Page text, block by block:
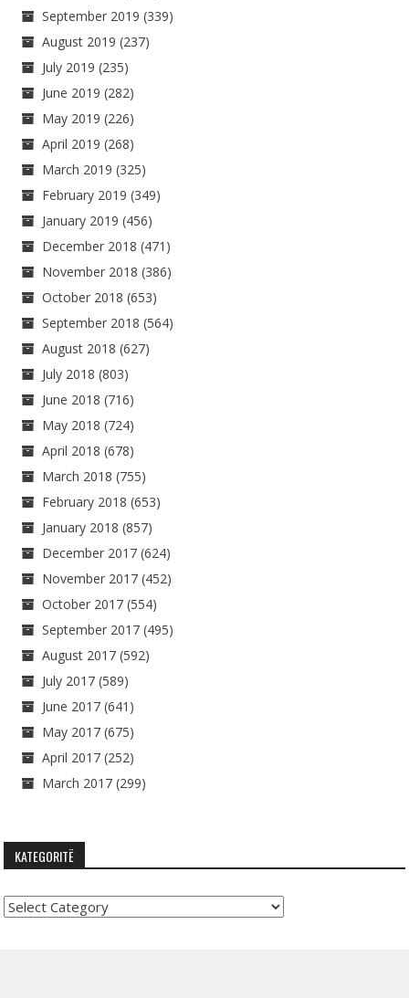
September 2019 (339)
August 2019 (237)
July 2019 (235)
June 2019 (282)
May 2019 (226)
April 2019 (268)
March 2019 (325)
February 2019 (349)
January 2019 (456)
December 2018 (471)
November 2018 (386)
October 2018 (653)
September 2018 (564)
August 2018 (627)
July 2018 (803)
June 2018 (716)
May 2018 (724)
April 2018 (678)
March 2018 (755)
February 2018 (653)
January 2018 (857)
December 2017 (624)
November 2017 (452)
October 2017 (554)
September 2017 (495)
August 2017 (592)
July 2017 (589)
June 2017 (641)
May 2017 (675)
April 2017 (252)
March 2017 (299)
KATEGORITË
Kategoritë